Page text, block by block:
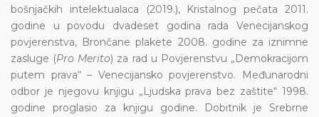
bošnjačkih intelektualaca (2019.), Kristalnog pečata 2011.
godine u povodu dvadeset godina rada Venecijanskog
povjerenstva, Brončane plakete 2008. godine za iznimne
zasluge (Pro Merito) za rad u Povjerenstvu „Demokracijom
putem prava“ – Venecijansko povjerenstvo. Međunarodni
odbor je njegovu knjigu „Ljudska prava bez zaštite“ 1998.
godine proglasio za knjigu godine. Dobitnik je Srebrne